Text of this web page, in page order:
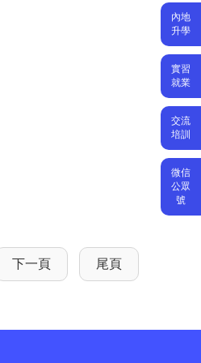
下一頁 尾頁
內地
升學
實習
就業
交流
培訓
微信
公眾
號